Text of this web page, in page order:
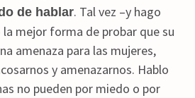
de hablar. Tal vez –y hago
mejor forma de probar que su
amenaza para las mujeres,
y amenazarnos. Hablo
no pueden por miedo o por